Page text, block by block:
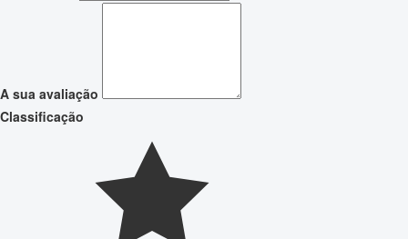
A sua avaliação
Classificação